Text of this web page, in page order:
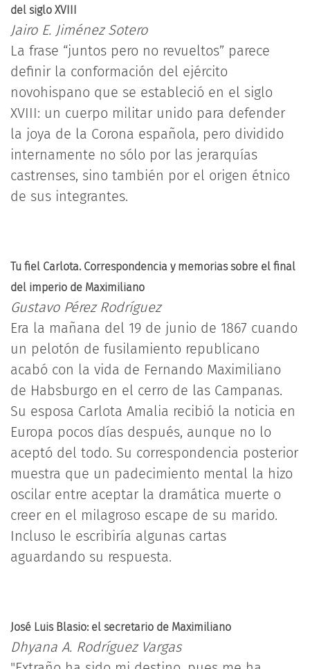
del siglo XVIII
Jairo E. Jiménez Sotero
La frase “juntos pero no revueltos” parece
definir la conformación del ejército
novohispano que se estableció en el siglo
XVIII: un cuerpo militar unido para defender
la joya de la Corona española, pero dividido
internamente no sólo por las jerarquías
castrenses, sino también por el origen étnico
de sus integrantes.
Tu fiel Carlota. Correspondencia y memorias sobre el final
del imperio de Maximiliano
Gustavo Pérez Rodríguez
Era la mañana del 19 de junio de 1867 cuando
un pelotón de fusilamiento republicano
acabó con la vida de Fernando Maximiliano
de Habsburgo en el cerro de las Campanas.
Su esposa Carlota Amalia recibió la noticia en
Europa pocos días después, aunque no lo
aceptó del todo. Su correspondencia posterior
muestra que un padecimiento mental la hizo
oscilar entre aceptar la dramática muerte o
creer en el milagroso escape de su marido.
Incluso le escribiría algunas cartas
aguardando su respuesta.
José Luis Blasio: el secretario de Maximiliano
Dhyana A. Rodríguez Vargas